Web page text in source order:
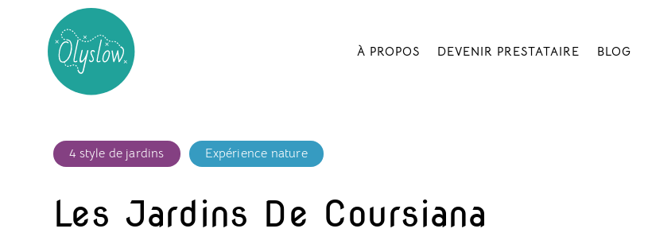
À PROPOS DEVENIR PRESTATAIRE BLOG
4 style de jardins Expérience nature
Les Jardins De Coursiana